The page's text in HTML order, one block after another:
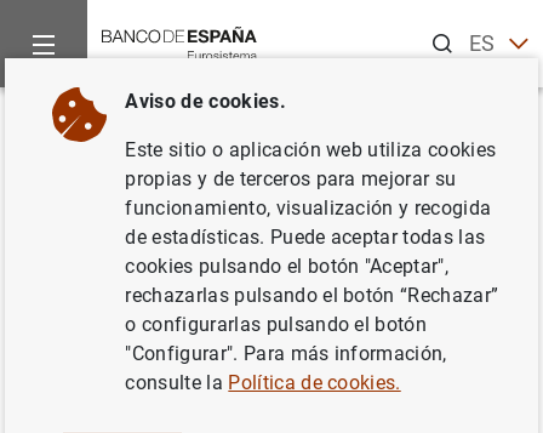
ESEN
Inicio Noticias y eventos
Volver
La deuda de las
Administraciones Públicas se
situó en el 103,2% del PIB en el
tercer trimestre de 2025, 1 pp
menos que hace un año
Aviso de cookies.
Este sitio o aplicación web utiliza cookies
propias y de terceros para mejorar su
funcionamiento, visualización y recogida
de estadísticas. Puede aceptar todas las
cookies pulsando el botón "Aceptar",
rechazarlas pulsando el botón “Rechazar”
o configurarlas pulsando el botón
"Configurar". Para más información,
consulte la Política de cookies.